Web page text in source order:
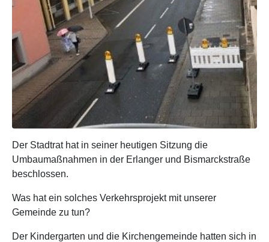
Der Stadtrat hat in seiner heutigen Sitzung die
Umbaumaßnahmen in der Erlanger und Bismarckstraße
beschlossen.
Was hat ein solches Verkehrsprojekt mit unserer
Gemeinde zu tun?
Der Kindergarten und die Kirchengemeinde hatten sich in